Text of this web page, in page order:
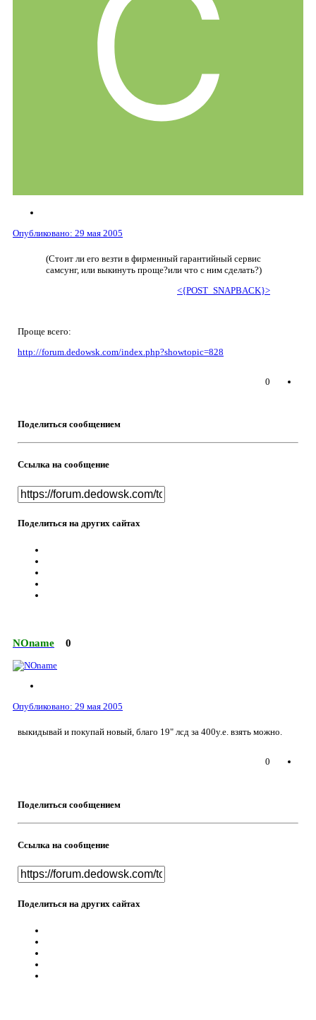
Опубликовано: 29 мая 2005
(Стоит ли его везти в фирменный гарантийный сервис
самсунг, или выкинуть проще?или что с ним сделать?)
<{POST_SNAPBACK}>
Проще всего:
http://forum.dedowsk.com/index.php?showtopic=828
0
Поделиться сообщением
Ссылка на сообщение
Поделиться на других сайтах
NOname 0
Опубликовано: 29 мая 2005
выкидывай и покупай новый, благо 19" лсд за 400у.е. взять можно.
0
Поделиться сообщением
Ссылка на сообщение
Поделиться на других сайтах